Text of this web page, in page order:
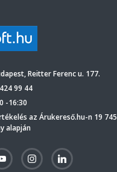
Reitter Ferenc u. 177.
99 44
-16:30
az Árukereső.hu-n 19 745
alapján